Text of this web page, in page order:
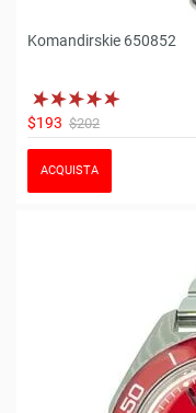
Komandirskie 650852
$193 $202
ACQUISTA